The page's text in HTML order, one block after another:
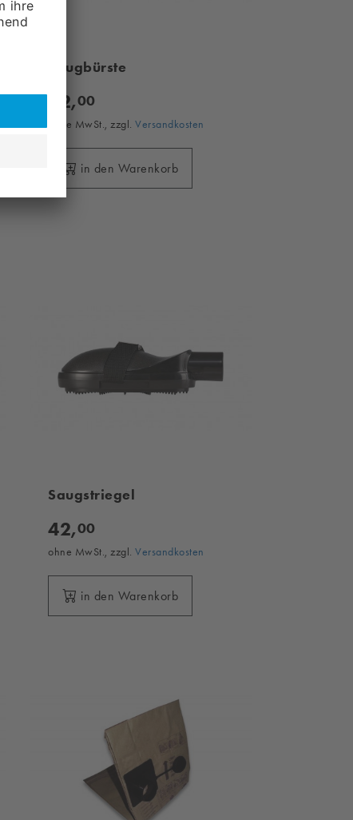
Saugbürste
42,00
ohne MwSt., zzgl.Versandkosten
in den Warenkorb
Saugstriegel
42,00
ohne MwSt., zzgl.Versandkosten
in den Warenkorb